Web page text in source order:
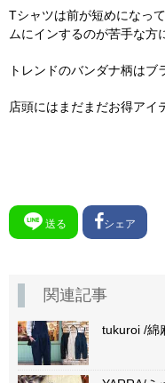
Tシャツは前が短めになっ
ムにインするのが苦手な方
トレンドのバンダナ柄はブ
店頭にはまだまだお得ア
送る シェア
関連記事
tukuroi /綿